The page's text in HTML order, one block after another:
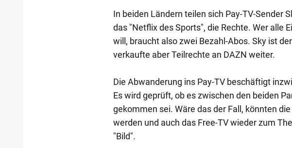
In beiden Ländern teilen sich Pay-TV-Sender
das "Netflix des Sports", die Rechte. Wer alle
will, braucht also zwei Bezahl-Abos. Sky ist
verkaufte aber Teilrechte an DAZN weiter.
Die Abwanderung ins Pay-TV beschäftigt
Es wird geprüft, ob es zwischen den beiden
gekommen sei. Wäre das der Fall, könnten
werden und auch das Free-TV wieder zum
"Bild".